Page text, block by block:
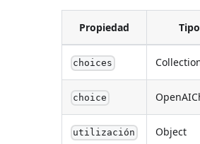
Propiedad Tipo
choices
choice
utilización Object